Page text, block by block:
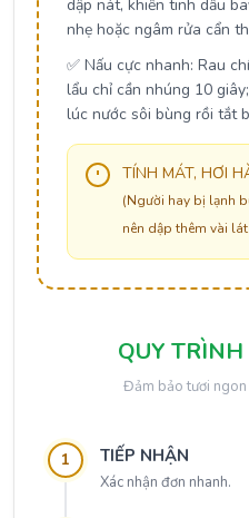
dập nát, khiến tinh dầu
nhẹ hoặc ngâm rửa cẩn
✅ Nấu cực nhanh: Rau
lẩu chỉ cần nhúng 10
lúc nước sôi bùng rồi tắt
TÍNH MÁT, HƠI
(Người hay bị lạnh
nên dập thêm vài
QUY
Đảm bảo tươi ngon
1 TIẾP NHẬN
Xác nhận đơn nhanh.